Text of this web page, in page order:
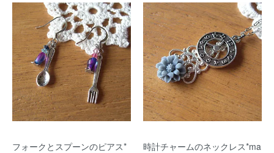
フォークとスプーンのピアス*
時計チャームのネックレス*ma